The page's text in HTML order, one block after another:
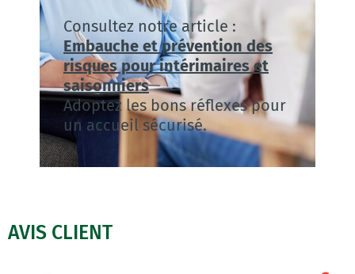
Consultez notre article :
Embauche et prévention des
risques pour intérimaires et
saisonniers
Adoptez les bons réflexes pour
un accueil sécurisé.
AVIS CLIENT